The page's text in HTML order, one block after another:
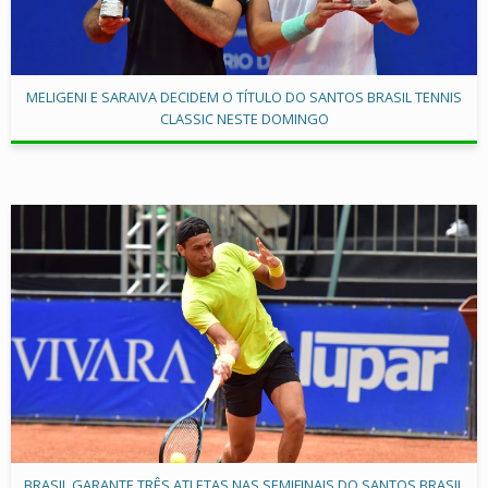
MELIGENI E SARAIVA DECIDEM O TÍTULO DO SANTOS BRASIL TENNIS
CLASSIC NESTE DOMINGO